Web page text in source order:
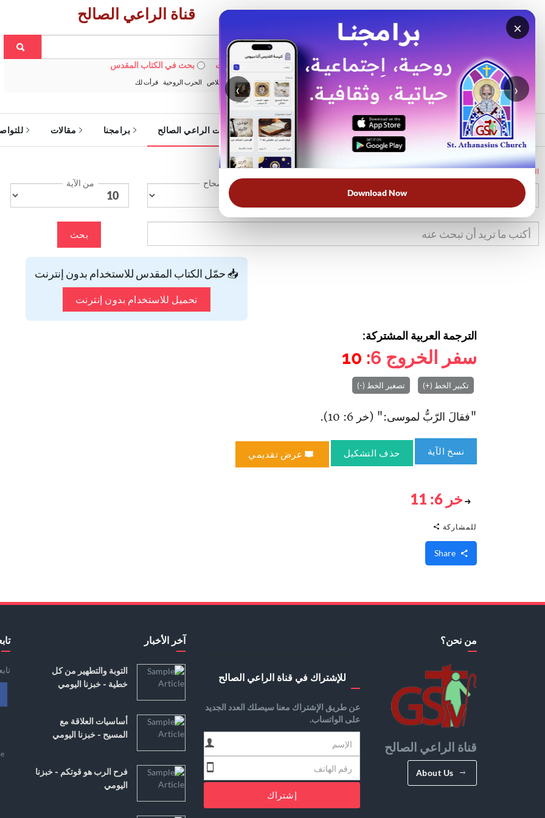
×
‹ ›
Download Now
قناة الراعي الصالح
بحث في الويبسايت بحث في الكتاب المقدس
الأكثر بحثًا: خبزنا اليومي الخلاص الحرب الروحية قرأت لك
الرئيسية خدمات الراعي الصالح برامجنا مقالات
الرئيسية
الإصحاح من الآية
بحث
📥 حمّل الكتاب المقدس للاستخدام بدون إنترنت
تحميل للاستخدام بدون إنترنت
الترجمة العربية المشتركة:
سفر الخروج 6
: 10
تكبير الخط (+) تصغير الخط (-)
"فقالَ الرّبُّ لموسى:" (خر 6: 10).
نسخ الآية حذف التشكيل عرض تقديمي
خر 6: 11
للمشاركة
من نحن؟
قناة الراعي الصالح
About Us
للإشتراك في قناة الراعي الصالح
عن طريق الإشتراك معنا سيصلك العدد الجديد
على الواتساب.
إشتراك
آخر الأخبار
التوبة والتطهير من كل
خطية - خبزنا اليومي
أساسيات العلاقة مع
المسيح - خبزنا اليومي
فرح الرب هو قوتكم - خبزنا
اليومي